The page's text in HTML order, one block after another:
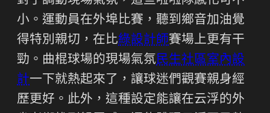
小。運動員在外埠比賽，聽到鄉音加油覺
得特別親切，在比綠設計師賽場上更有干
勁。曲棍球場的現場氣氛民生社區室內設
計一下就熱起來了，讓球迷們觀賽親身經
歷更好。此外，這種設定能讓在云浮的外